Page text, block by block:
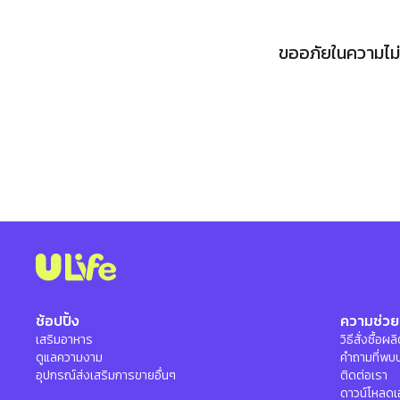
ขออภัยในความ
ช้อปปิ้ง
เสริมอาหาร
ดูแลความงาม
อุปกรณ์ส่งเสริมการขายอื่นๆ
ความช่ว
วิธีสั่งซื้อผ
คำถามที่พบ
ติดต่อเรา
ดาวน์โหลด